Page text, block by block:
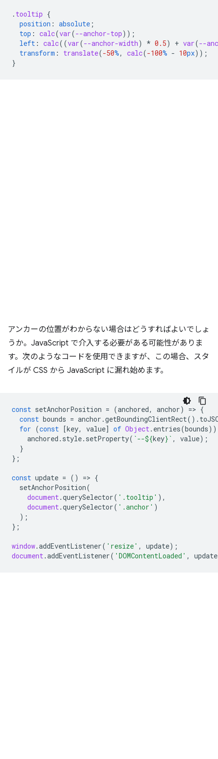
. tooltip {
position : absolute ;
top : calc(var(--anchor-top));
left : calc( (var(--anchor-width) * 0.5) + var(--
transform : translate(-50%, calc(-100% - 10px));
}
アンカーの位置がわからない場合はどうすればよいでしょ
うか。JavaScript で介入する必要がある可能性がありま
す。次のようなコードを使用できますが、この場合、スタ
イルが CSS から JavaScript に漏れ始めます。
const setAnchorPosition = (anchored, anchor) => {
const bounds = anchor .getBoundingClientRect().
for (const [key, value] of Object . entries(bounds))
anchored . style. setProperty( `--${key} ` , value);
}
};
const update = () => {
setAnchorPosition(
document .querySelector( '.tooltip' ),
document .querySelector( '.anchor' )
);
};
window.addEventListener( 'resize' , update);
document .addEventListener( 'DOMContentLoaded' , update